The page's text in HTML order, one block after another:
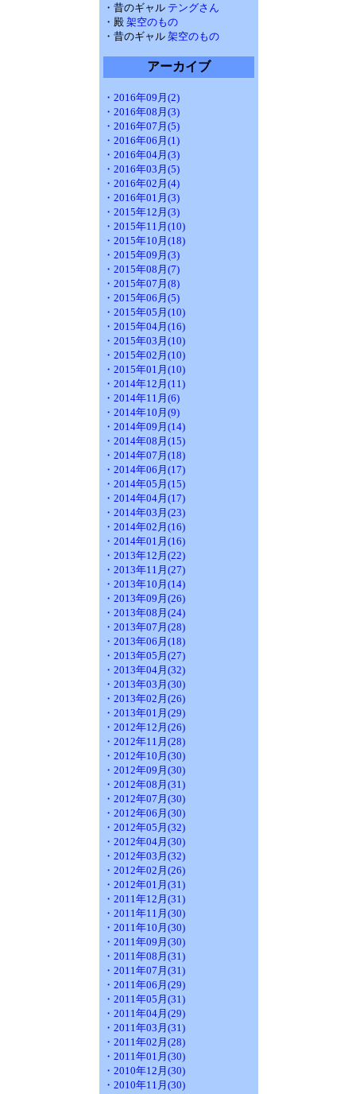
・昔のギャル テングさん
・殿 架空のもの
・昔のギャル 架空のもの
アーカイブ
・2016年09月(2)
・2016年08月(3)
・2016年07月(5)
・2016年06月(1)
・2016年04月(3)
・2016年03月(5)
・2016年02月(4)
・2016年01月(3)
・2015年12月(3)
・2015年11月(10)
・2015年10月(18)
・2015年09月(3)
・2015年08月(7)
・2015年07月(8)
・2015年06月(5)
・2015年05月(10)
・2015年04月(16)
・2015年03月(10)
・2015年02月(10)
・2015年01月(10)
・2014年12月(11)
・2014年11月(6)
・2014年10月(9)
・2014年09月(14)
・2014年08月(15)
・2014年07月(18)
・2014年06月(17)
・2014年05月(15)
・2014年04月(17)
・2014年03月(23)
・2014年02月(16)
・2014年01月(16)
・2013年12月(22)
・2013年11月(27)
・2013年10月(14)
・2013年09月(26)
・2013年08月(24)
・2013年07月(28)
・2013年06月(18)
・2013年05月(27)
・2013年04月(32)
・2013年03月(30)
・2013年02月(26)
・2013年01月(29)
・2012年12月(26)
・2012年11月(28)
・2012年10月(30)
・2012年09月(30)
・2012年08月(31)
・2012年07月(30)
・2012年06月(30)
・2012年05月(32)
・2012年04月(30)
・2012年03月(32)
・2012年02月(26)
・2012年01月(31)
・2011年12月(31)
・2011年11月(30)
・2011年10月(30)
・2011年09月(30)
・2011年08月(31)
・2011年07月(31)
・2011年06月(29)
・2011年05月(31)
・2011年04月(29)
・2011年03月(31)
・2011年02月(28)
・2011年01月(30)
・2010年12月(30)
・2010年11月(30)